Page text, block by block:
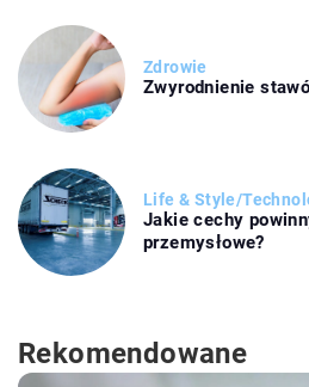
Zdrowie
Zwyrodnienie
Life & Style/
Jakie cechy
przemysłowe?
Rekomendowane